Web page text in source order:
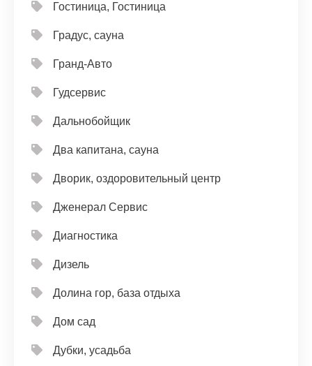
Гостиница, Гостиница
Градус, сауна
Гранд-Авто
Гудсервис
Дальнобойщик
Два капитана, сауна
Дворик, оздоровительный центр
Дженерал Сервис
Диагностика
Дизель
Долина гор, база отдыха
Дом сад
Дубки, усадьба